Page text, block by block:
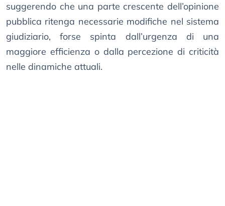
suggerendo che una parte crescente dell’opinione
pubblica ritenga necessarie modifiche nel sistema
giudiziario, forse spinta dall’urgenza di una
maggiore efficienza o dalla percezione di criticità
nelle dinamiche attuali.